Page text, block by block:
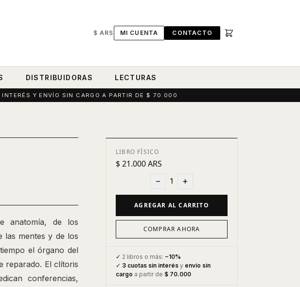
$ ARS MI CUENTA CONTACTO
DISTRIBUIDORAS LECTURAS
Y ENVÍO SIN CARGO A PARTIR DE $ 70.000
anatomía, de los
las mentes y de los
el órgano del
reparado. El clítoris
conferencias,
LIBRO FÍSICO
$ 21.000 ARS
− 1 +
AGREGAR AL CARRITO
COMPRAR AHORA
✓ 2 libros o más: −10%
✓ 3 cuotas sin interés y envío sin
cargo a partir de $ 70.000